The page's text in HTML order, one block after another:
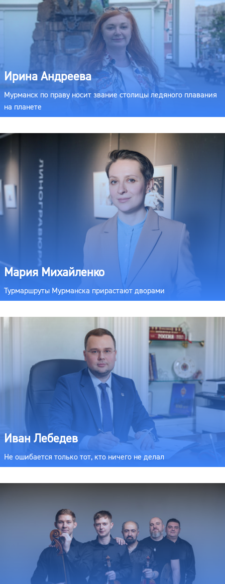
Ирина Андреева
Мурманск по праву носит звание столицы ледяного плавания
на планете
Мария Михайленко
Турмаршруты Мурманска прирастают дворами
Иван Лебедев
Не ошибается только тот, кто ничего не делал